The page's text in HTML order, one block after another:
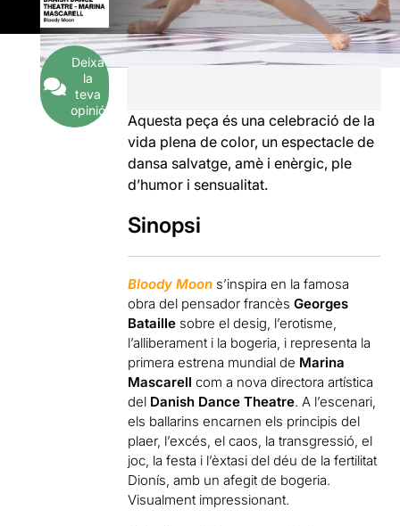
Deixa
la
teva
opinió
Aquesta peça és una celebració de la
vida plena de color, un espectacle de
dansa salvatge, amè i enèrgic, ple
d’humor i sensualitat.
Sinopsi
Bloody Moon s’inspira en la famosa
obra del pensador francèsGeorges
Bataille sobre el desig, l’erotisme,
l’alliberament i la bogeria, i representa la
primera estrena mundial de Marina
Mascarell com a nova directora artística
del Danish Dance Theatre. A l’escenari,
els ballarins encarnen els principis del
plaer, l’excés, el caos, la transgressió, el
joc, la festa i l’èxtasi del déu de la fertilitat
Dionís, amb un afegit de bogeria.
Visualment impressionant.